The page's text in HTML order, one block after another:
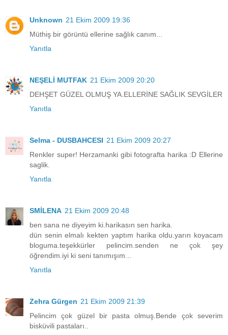
Unknown 21 Ekim 2009 19:36
Müthiş bir görüntü ellerine sağlık canım...
Yanıtla
NEŞELİ MUTFAK 21 Ekim 2009 20:20
DEHŞET GÜZEL OLMUŞ YA.ELLERİNE SAĞLIK SEVGİLER
Yanıtla
Selma - DUSBAHCESI 21 Ekim 2009 20:27
Renkler super! Herzamanki gibi fotografta harika :D Ellerine
saglik.
Yanıtla
SMİLENA 21 Ekim 2009 20:48
ben sana ne diyeyim ki.harikasın sen harika.
dün senin elmalı kekten yaptım harika oldu.yarın koyacam
bloguma.teşekkürler pelincim.senden ne çok şey
öğrendim.iyi ki seni tanımışım...
Yanıtla
Zehra Gürgen 21 Ekim 2009 21:39
Pelincim çok güzel bir pasta olmuş.Bende çok severim
bisküvili pastaları..